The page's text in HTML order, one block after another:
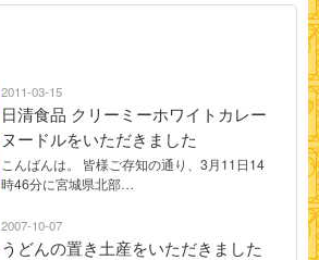
2011-03-15
日清食品 クリーミーホワイトカレー
ヌードルをいただきました
こんばんは。 皆様ご存知の通り、3月11日14
時46分に宮城県北部…
2007-10-07
うどんの置き土産をいただきました